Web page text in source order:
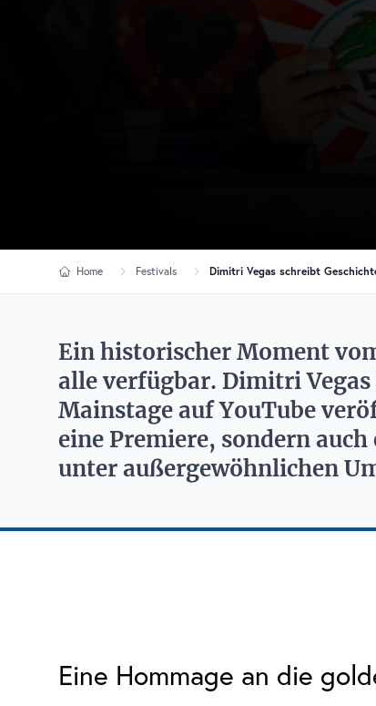
Home Festivals Dimitri Vegas schreibt
Ein historischer Moment
alle verfügbar. Dimitri
Mainstage auf YouTube
eine Premiere, sondern
unter außergewöhnlichen
Eine Hommage an die